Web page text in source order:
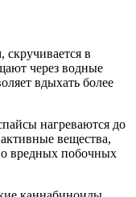
скручивается в
через водные
вдыхать более
нагреваются до
вещества,
вредных побочных